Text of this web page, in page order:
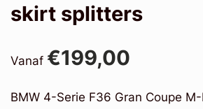
skirt splitters
Vanaf €199,00
BMW 4-Serie F36 Gran Coupe